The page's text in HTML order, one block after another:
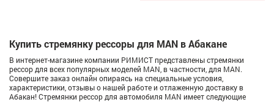
Купить стремянку рессоры для MAN в Абакане
В интернет-магазине компании РИМИСТ представлены стремянки
рессор для всех популярных моделей MAN, в частности, для MAN.
Совершите заказ онлайн опираясь на специальные условия,
характеристики, отзывы о нашей работе и отлаженную доставку в
Абакан! Стремянки рессор для автомобиля MAN имеет следующие